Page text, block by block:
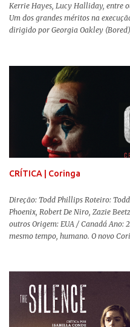
Kerrie Hayes, Lucy Halliday, entre
Um dos grandes méritos na
dirigido por Georgia Oakley
movimentos e falas, equilibrada
trabalho e seus afetos, passando
grupo de amigas lésbicas e sua
os mundos não se cruzem de
a história se passa - 1988 na
conservador e hostil a pessoas
primeira-ministra Margaret Tatcher
constitucionais para mobilizar
CRÍTICA | Coringa
Direção: Todd Phillips Roteiro:
Phoenix, Robert De Niro, Zazie
outros Origem: EUA / Canadá Ano:
mesmo tempo, humano. O novo
Comics . É importante ressaltar
menos de vilão. O longa de Todd
trajetória profunda do reflexo da
humano, capaz de causar
projeção, e por mais um bom